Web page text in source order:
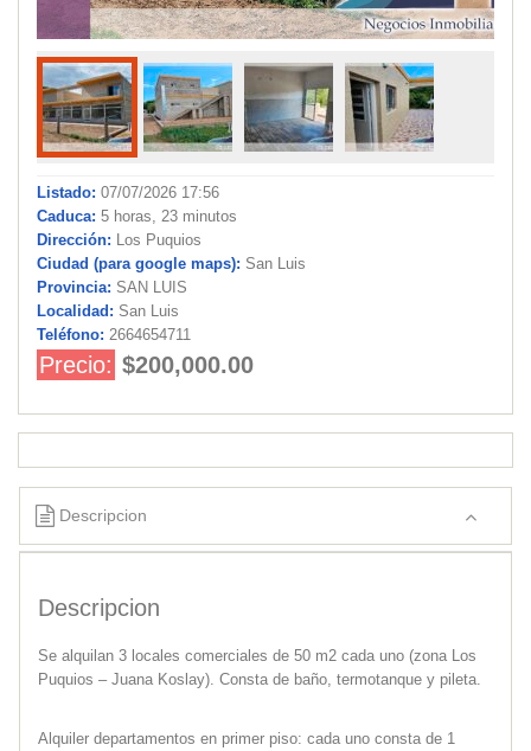
Listado: 07/07/2026 17:56
Caduca: 5 horas, 23 minutos
Dirección: Los Puquios
Ciudad (para google maps): San Luis
Provincia: SAN LUIS
Localidad: San Luis
Teléfono: 2664654711
Precio: $200,000.00
Descripcion
Descripcion
Se alquilan 3 locales comerciales de 50 m2 cada uno (zona Los
Puquios – Juana Koslay). Consta de baño, termotanque y pileta.
Alquiler departamentos en primer piso: cada uno consta de 1